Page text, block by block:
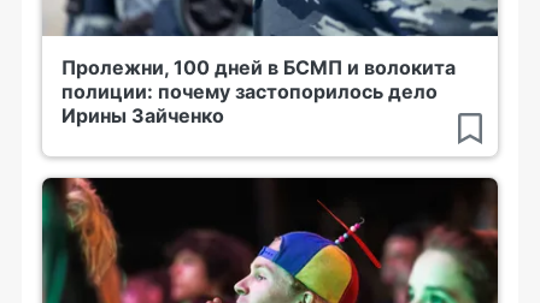
Пролежни, 100 дней в БСМП и волокита
полиции: почему застопорилось дело
Ирины Зайченко